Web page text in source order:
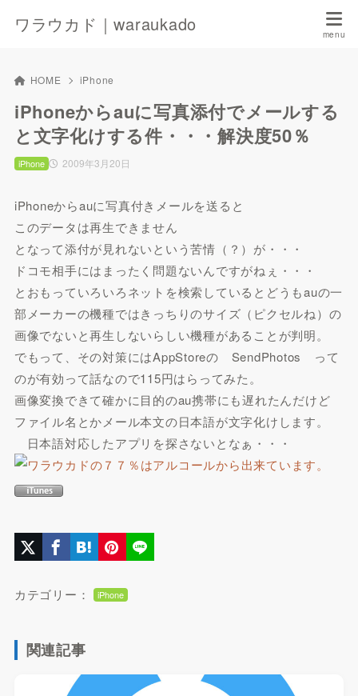
ワラウカド｜waraukado
HOME iPhone
iPhoneからauに写真添付でメールする
と文字化けする件・・・解決度50％
2009年3月20日
iPhone
iPhoneからauに写真付きメールを送ると
このデータは再生できません
となって添付が見れないという苦情（？）が・・・
ドコモ相手にはまったく問題ないんですがねぇ・・・
とおもっていろいろネットを検索しているとどうもauの一
部メーカーの機種ではきっちりのサイズ（ピクセルね）の
画像でないと再生しないらしい機種があることが判明。
でもって、その対策にはAppStoreの SendPhotos って
のが有効って話なので115円はらってみた。
画像変換できて確かに目的のau携帯にも遅れたんだけど
ファイル名とかメール本文の日本語が文字化けします。
日本語対応したアプリを探さないとなぁ・・・
カテゴリー： iPhone
関連記事